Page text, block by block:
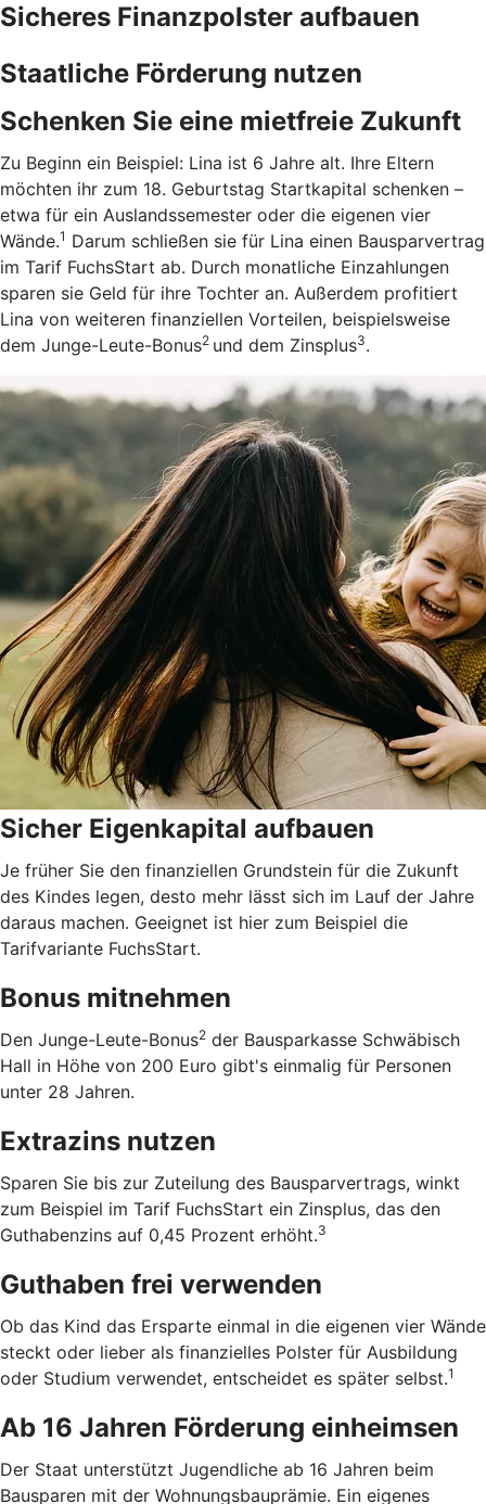
Sicheres Finanzpolster aufbauen
Staatliche Förderung nutzen
Schenken Sie eine mietfreie Zukunft
Zu Beginn ein Beispiel: Lina ist 6 Jahre alt. Ihre Eltern
möchten ihr zum 18. Geburtstag Startkapital schenken –
etwa für ein Auslandssemester oder die eigenen vier
Wände.1 Darum schließen sie für Lina einen Bausparvertrag
im Tarif FuchsStart ab. Durch monatliche Einzahlungen
sparen sie Geld für ihre Tochter an. Außerdem profitiert
Lina von weiteren finanziellen Vorteilen, beispielsweise
dem Junge-Leute-Bonus2 und dem Zinsplus3.
Sicher Eigenkapital aufbauen
Je früher Sie den finanziellen Grundstein für die Zukunft
des Kindes legen, desto mehr lässt sich im Lauf der Jahre
daraus machen. Geeignet ist hier zum Beispiel die
Tarifvariante FuchsStart.
Bonus mitnehmen
Den Junge-Leute-Bonus2 der Bausparkasse Schwäbisch
Hall in Höhe von 200 Euro gibt's einmalig für Personen
unter 28 Jahren.
Extrazins nutzen
Sparen Sie bis zur Zuteilung des Bausparvertrags, winkt
zum Beispiel im Tarif FuchsStart ein Zinsplus, das den
Guthabenzins auf 0,45 Prozent erhöht.3
Guthaben frei verwenden
Ob das Kind das Ersparte einmal in die eigenen vier Wände
steckt oder lieber als finanzielles Polster für Ausbildung
oder Studium verwendet, entscheidet es später selbst.1
Ab 16 Jahren Förderung einheimsen
Der Staat unterstützt Jugendliche ab 16 Jahren beim
Bausparen mit der Wohnungsbauprämie. Ein eigenes